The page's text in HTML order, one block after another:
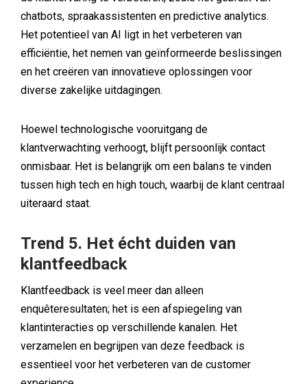
chatbots, spraakassistenten en predictive analytics.
Het potentieel van AI ligt in het verbeteren van
efficiëntie, het nemen van geïnformeerde beslissingen
en het creëren van innovatieve oplossingen voor
diverse zakelijke uitdagingen.
Hoewel technologische vooruitgang de
klantverwachting verhoogt, blijft persoonlijk contact
onmisbaar. Het is belangrijk om een balans te vinden
tussen high tech en high touch, waarbij de klant centraal
uiteraard staat.
Trend 5. Het écht duiden van
klantfeedback
Klantfeedback is veel meer dan alleen
enquêteresultaten; het is een afspiegeling van
klantinteracties op verschillende kanalen. Het
verzamelen en begrijpen van deze feedback is
essentieel voor het verbeteren van de customer